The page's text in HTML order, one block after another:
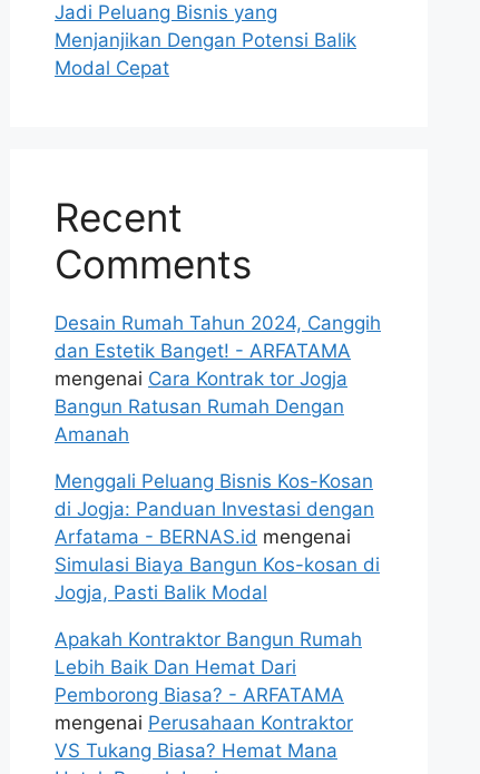
Jadi Peluang Bisnis yang
Menjanjikan Dengan Potensi Balik
Modal Cepat
Recent
Comments
Desain Rumah Tahun 2024, Canggih
dan Estetik Banget! - ARFATAMA
mengenai Cara Kontrak tor Jogja
Bangun Ratusan Rumah Dengan
Amanah
Menggali Peluang Bisnis Kos-Kosan
di Jogja: Panduan Investasi dengan
Arfatama - BERNAS.id mengenai
Simulasi Biaya Bangun Kos-kosan di
Jogja, Pasti Balik Modal
Apakah Kontraktor Bangun Rumah
Lebih Baik Dan Hemat Dari
Pemborong Biasa? - ARFATAMA
mengenai Perusahaan Kontraktor
VS Tukang Biasa? Hemat Mana